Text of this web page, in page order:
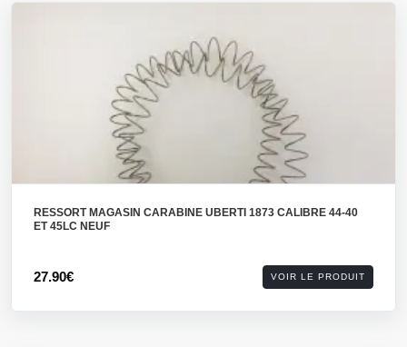
RESSORT MAGASIN CARABINE UBERTI 1873 CALIBRE 44-40
ET 45LC NEUF
27.90€ VOIR LE PRODUIT